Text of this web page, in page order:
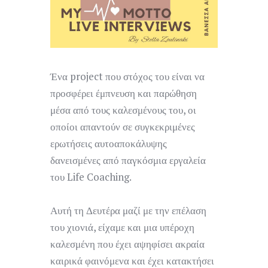
Ένα project που στόχος του είναι να
προσφέρει έμπνευση και παρώθηση
μέσα από τους καλεσμένους του, οι
οποίοι απαντούν σε συγκεκριμένες
ερωτήσεις αυτοαποκάλυψης
δανεισμένες από παγκόσμια εργαλεία
του Life Coaching.
Αυτή τη Δευτέρα μαζί με την επέλαση
του χιονιά, είχαμε και μια υπέροχη
καλεσμένη που έχει αψηφίσει ακραία
καιρικά φαινόμενα και έχει κατακτήσει